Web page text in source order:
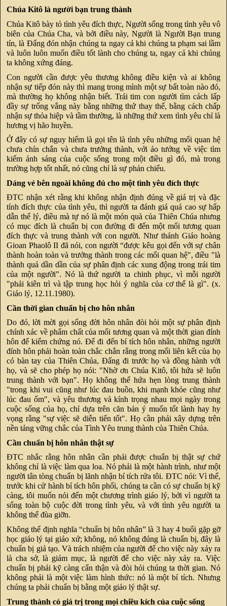
Chúa Kitô là người bạn trung thành
Chúa Kitô bày tỏ tình yêu đích thực, Người sống trong tình yêu vô
biên của Chúa Cha, và bởi điều này, Người là Người Bạn trung
tín, là Đấng đón nhận chúng ta ngay cả khi chúng ta phạm sai lầm
và luôn luôn muốn điều tốt lành cho chúng ta, ngay cả khi chúng
ta không xứng đáng.
Con người cần được yêu thương không điều kiện và ai không
nhận sự tiếp đón này thì mang trong mình một sự bất toàn nào đó,
mà thường họ không nhận biết. Trái tim con người tìm cách lấp
đầy sự trống vắng này bằng những thứ thay thế, bằng cách chấp
nhận sự thỏa hiệp và tầm thường, là những thứ xem tình yêu chỉ là
hương vị hão huyền.
Ở đây có sự nguy hiểm là gọi tên là tình yêu những mối quan hệ
chưa chín chắn và chưa trưởng thành, với ảo tưởng về việc tìm
kiếm ánh sáng của cuộc sống trong một điều gì đó, mà trong
trường hợp tốt nhất, nó cũng chỉ là sự phản chiếu.
Dáng vẻ bên ngoài không đủ cho một tình yêu đích thực
ĐTC nhận xét rằng khi không nhận định đúng về giá trị và đặc
tính đích thực của tình yêu, thì người ta đánh giá quá cao sự hấp
dẫn thể lý, điều mà tự nó là một món quà của Thiên Chúa nhưng
có mục đích là chuẩn bị con đường đi đến một mối tương quan
đích thực và trung thành với con người. Như thánh Giáo hoàng
Gioan Phaolô II đã nói, con người “được kêu gọi đến với sự chân
thành hoàn toàn và trưởng thành trong các mối quan hệ", điều "là
thành quả dần dần của sự phân định các xung động trong trái tim
của một người". Nó là thứ người ta chinh phục, vì mỗi người
"phải kiên trì và tập trung học hỏi ý nghĩa của cơ thể là gì". (x.
Giáo lý, 12.11.1980).
Cần thời gian chuẩn bị cho hôn nhân
Do đó, lời mời gọi sống đời hôn nhân đòi hỏi một sự phân định
chính xác về phẩm chất của mối tương quan và một thời gian đính
hôn để kiểm chứng nó. Để đi đến bí tích hôn nhân, những người
đính hôn phải hoàn toàn chắc chắn rằng trong mối liên kết của họ
có bàn tay của Thiên Chúa, Đấng đi trước họ và đồng hành với
họ, và sẽ cho phép họ nói: "Nhờ ơn Chúa Kitô, tôi hứa sẽ luôn
trung thành với bạn". Họ không thể hứa hẹn lòng trung thành
"trong khi vui cũng như lúc đau buồn, khi mạnh khỏe cũng như
lúc đau ốm", và yêu thương và kính trọng nhau mọi ngày trong
cuộc sống của họ, chỉ dựa trên căn bản ý muốn tốt lành hay hy
vọng rằng "sự việc sẽ diễn tiến tốt". Họ cần phải xây dựng trên
nền tảng vững chắc của Tình Yêu trung thành của Thiên Chúa.
Cần chuẩn bị hôn nhân thật sự
ĐTC nhắc rằng hôn nhân cần phải được chuẩn bị thật sự chứ
không chỉ là việc làm qua loa. Nó phải là một hành trình, như một
người tân tòng chuẩn bị lãnh nhận bí tích rửa tôi. ĐTC nói: Vì thế,
trước khi cử hành bí tích hôn phối, chúng ta cần có sự chuẩn bị kỹ
càng, tôi muốn nói đến một chương trình giáo lý, bởi vì người ta
sống toàn bộ cuộc đời trong tình yêu, và với tình yêu người ta
không thể đùa giỡn.
Không thể định nghĩa “chuẩn bị hôn nhân” là 3 hay 4 buổi gặp gỡ
học giáo lý tại giáo xứ; không, nó không đúng là chuẩn bị, đây là
chuẩn bị giả tạo. Và trách nhiệm của người để cho việc này xảy ra
là cha sở, là giám mục, là người để cho việc này xảy ra. Việc
chuẩn bị phải kỹ càng cẩn thận và đòi hỏi chúng ta thời gian. Nó
không phải là một việc làm hình thức: nó là một bí tích. Nhưng
chúng ta phải chuẩn bị bằng một giáo lý thật sự.
Trung thành có giá trị trong mọi chiều kích của cuộc sống